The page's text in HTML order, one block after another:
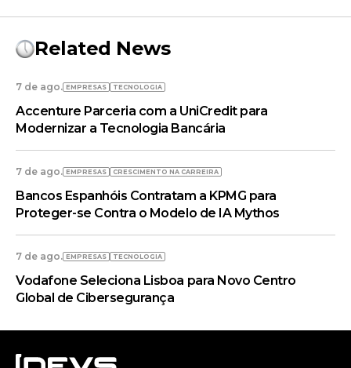
Related News
7 de ago. EMPRESAS TECNOLOGIA
Accenture Parceria com a UniCredit para
Modernizar a Tecnologia Bancária
7 de ago. EMPRESAS CRESCIMENTO NA CARREIRA
Bancos Espanhóis Contratam a KPMG para
Proteger-se Contra o Modelo de IA Mythos
7 de ago. EMPRESAS TECNOLOGIA
Vodafone Seleciona Lisboa para Novo Centro
Global de Cibersegurança